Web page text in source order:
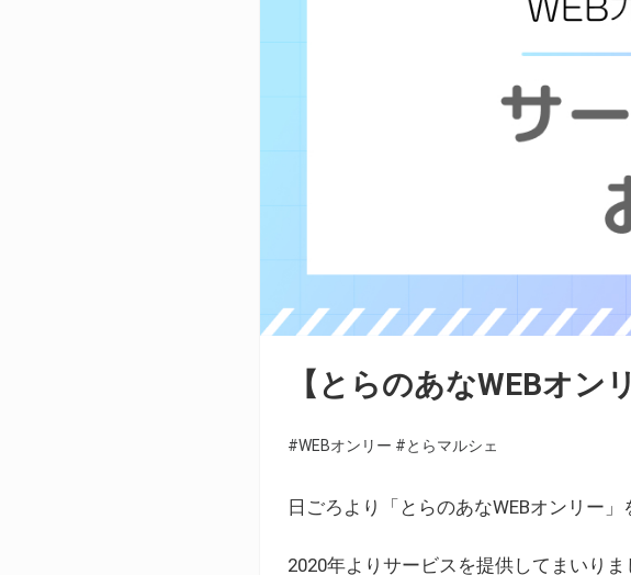
【とらのあなWEBオ
#WEBオンリー #とらマルシェ
日ごろより「とらのあなWEBオンリー
2020年よりサービスを提供してまいり